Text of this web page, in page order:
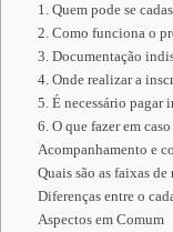
1. Quem pode se
2. Como funciona o
3. Documentação
4. Onde realizar a
5. É necessário
6. O que fazer em
Acompanhamento e
Quais são as faixas
Diferenças entre o
Aspectos em Comum